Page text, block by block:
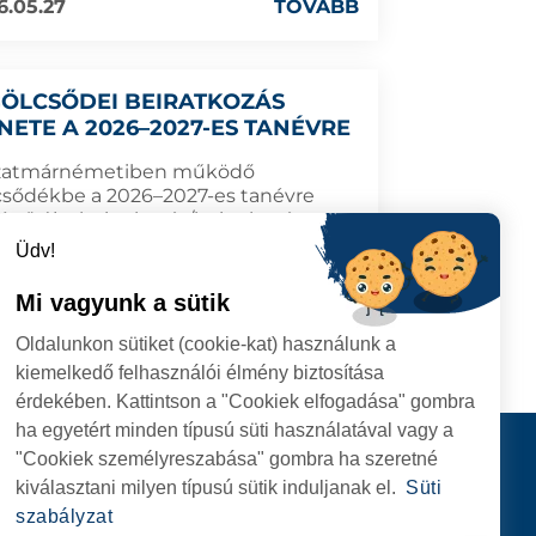
TOVÁBB
BEIRATKOZÁS
A 2026–2027-ES TANÉVRE
működő
a 2026–2027-es tanévre
újra beiratkozás/beiratkozás
TOVÁBB
HIVATAL
NR. 1 CORP M,
Kapcsolat
KÖVESSENEK
Üdv!
Mi vagyunk a sütik
Oldalunkon sütiket (cookie-kat) használunk a
kiemelkedő felhasználói élmény biztosítása
érdekében. Kattintson a "Cookiek elfogadása" gombra
ha egyetért minden típusú süti használatával vagy a
"Cookiek személyreszabása" gombra ha szeretné
kiválasztani milyen típusú sütik induljanak el. Süti
szabályzat